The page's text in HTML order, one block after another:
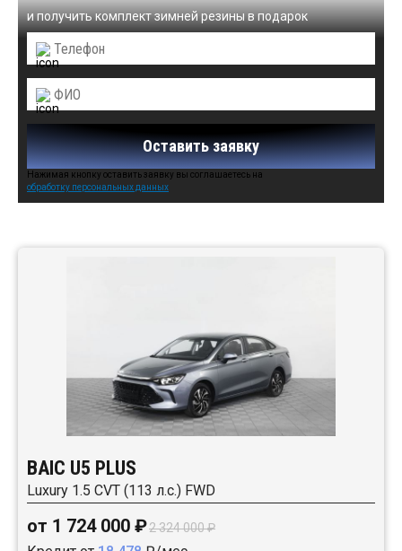
и получить комплект зимней резины в подарок
Оставить заявку
Нажимая кнопку оставить заявку вы соглашаетесь на
обработку персональных данных
BAIC U5 PLUS
Luxury 1.5 CVT (113 л.с.) FWD
от 1 724 000 ₽2 324 000 ₽